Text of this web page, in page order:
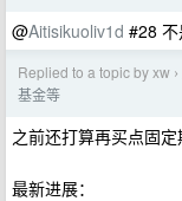
@Aitisikuoliv1d #28
Replied to a topic by xw ›
基金等
之前还打算再买点固
最新进展：